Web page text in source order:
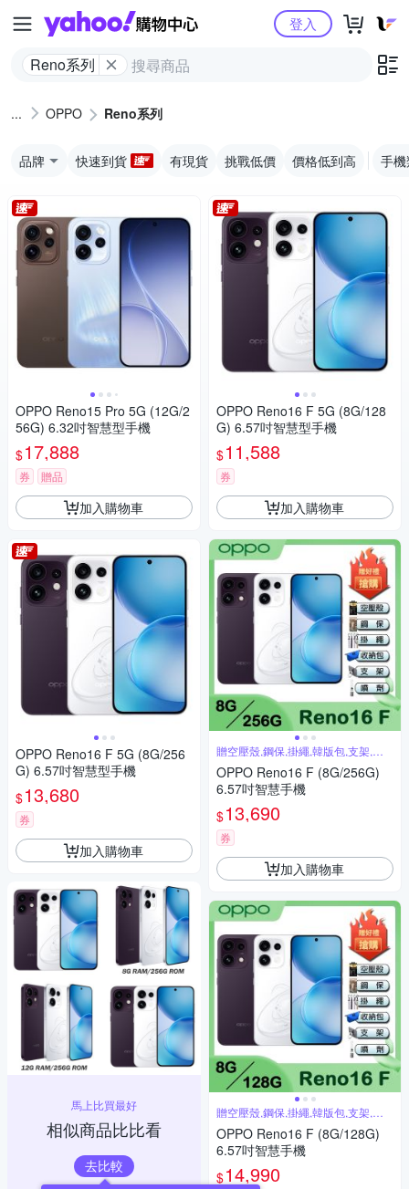
Yahoo購物中心
Reno系列
登入
OPPO Reno系列
品牌 快速到貨 有現貨 挑戰低價 價格低到高 手
OPPO Reno15 Pro 5G (12G/2
56G) 6.32吋智慧型手機
$17,888
券 贈品
加入購物車
OPPO Reno16 F 5G (8G/256
G) 6.57吋智慧型手機
$13,680
券
加入購物車
馬上比買最好
相似商品比比看
去比較
OPPO Reno16 F 5G (8G/128
G) 6.57吋智慧型手機
$11,588
券
加入購物車
贈空壓殼,鋼保,掛繩,韓版包,支架,噴
劑
OPPO Reno16 F (8G/256G)
6.57吋智慧手機
$13,690
券
加入購物車
贈空壓殼,鋼保,掛繩,韓版包,支架,噴
劑
OPPO Reno16 F (8G/128G)
6.57吋智慧手機
$14,990